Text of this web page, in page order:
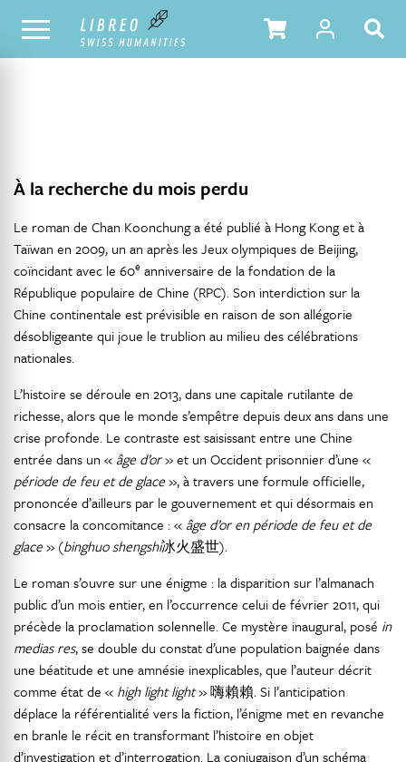
NOTRE CATALOGUE TABLE DES MATIÈRES
À la recherche du mois perdu
Le roman de Chan Koonchung a été publié à Hong Kong et à
Taïwan en 2009, un an après les Jeux olympiques de Beijing,
coïncidant avec le 60e anniversaire de la fondation de la
République populaire de Chine (RPC). Son interdiction sur la
Chine continentale est prévisible en raison de son allégorie
désobligeante qui joue le trublion au milieu des célébrations
nationales.
L’histoire se déroule en 2013, dans une capitale rutilante de
richesse, alors que le monde s’empêtre depuis deux ans dans une
crise profonde. Le contraste est saisissant entre une Chine
entrée dans un « âge d’or» et un Occident prisonnier d’une «
période de feu et de glace», à travers une formule officielle,
prononcée d’ailleurs par le gouvernement et qui désormais en
consacre la concomitance : « âge d’or en période de feu et de
glace» (binghuo shengshi冰火盛世).
Le roman s’ouvre sur une énigme : la disparition sur l’almanach
public d’un mois entier, en l’occurrence celui de février 2011, qui
précède la proclamation solennelle. Ce mystère inaugural, posé in
medias res, se double du constat d’une population baignée dans
une béatitude et une amnésie inexplicables, que l’auteur décrit
comme état de « high light light» 嗨賴賴. Si l’anticipation
déplace la référentialité vers la fiction, l’énigme met en revanche
en branle le récit en transformant l’histoire en objet
d’investigation et d’interrogation. La conjugaison d’un schéma